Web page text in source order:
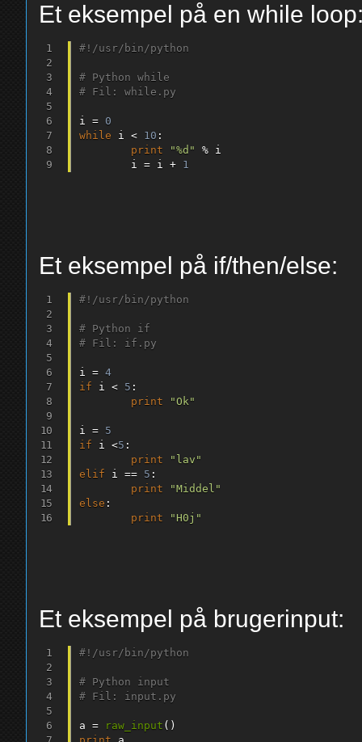
Et eksempel på en while
#!/usr/bin/python
# Python while
# Fil: while.py
i =
0
while i < 10 :
print
"%d" % i
        i
= i + 1
Et eksempel på if/then/else:
#!/usr/bin/python
# Python if
# Fil: if.py
i = 4
if i < 5 :
print
"Ok"
i =
5
if i <5 :
print
"lav"
elif i == 5 :
print
"Middel"
else :
print
"H0j"
Et eksempel på brugerinput:
#!/usr/bin/python
# Python input
# Fil: input.py
a = raw_input ( )